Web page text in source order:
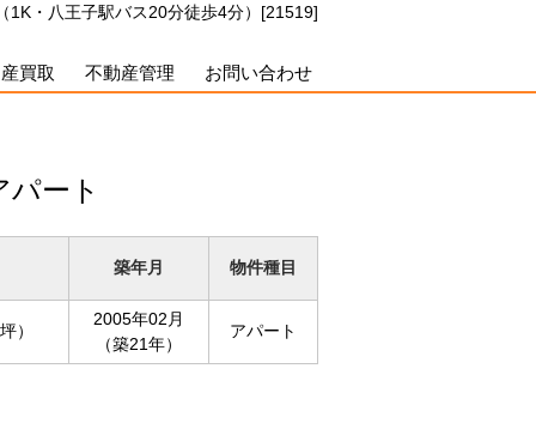
1K・八王子駅バス20分徒歩4分）[21519]
買取 不動産管理 お問い合わせ
パート
築年月 物件種目
）
2005年02月
（築21年）
アパート